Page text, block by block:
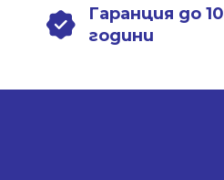
Гаранция до 10
години